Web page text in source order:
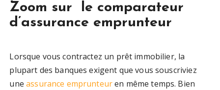
Zoom sur le comparateur
d’assurance emprunteur
Lorsque vous contractez un prêt immobilier, la
plupart des banques exigent que vous souscriviez
uneassurance emprunteuren même temps. Bien